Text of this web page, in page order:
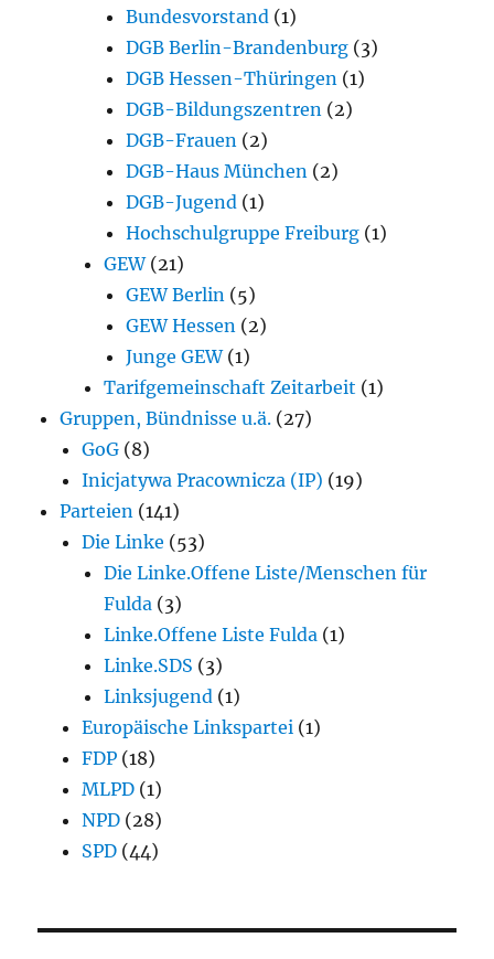
Bundesvorstand (1)
DGB Berlin-Brandenburg (3)
DGB Hessen-Thüringen (1)
DGB-Bildungszentren (2)
DGB-Frauen (2)
DGB-Haus München (2)
DGB-Jugend (1)
Hochschulgruppe Freiburg (1)
GEW(21)
GEW Berlin (5)
GEW Hessen (2)
Junge GEW(1)
Tarifgemeinschaft Zeitarbeit (1)
Gruppen, Bündnisse u.ä. (27)
GoG (8)
Inicjatywa Pracownicza (IP) (19)
Parteien (141)
Die Linke (53)
Die Linke.Offene Liste/Menschen für
Fulda (3)
Linke.Offene Liste Fulda (1)
Linke.SDS (3)
Linksjugend (1)
Europäische Linkspartei (1)
FDP (18)
MLPD (1)
NPD (28)
SPD (44)